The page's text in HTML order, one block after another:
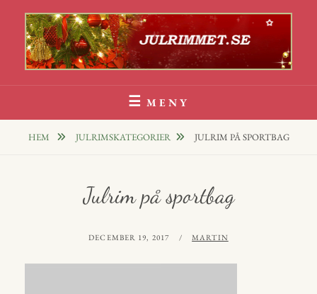
innehåll
Julrim Och Julklappsrim
MENY
HEM JULRIMSKATEGORIER JULRIM PÅ SPORTBAG
Julrim på sportbag
PUBLICERAT
DECEMBER 19, 2017 AV
MARTIN